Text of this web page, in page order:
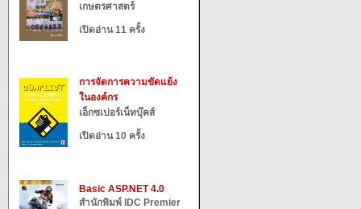
เกษตรศาสตร์
เปิดอ่าน 11 ครั้ง
การจัดการความขัดแย้ง
ในองค์กร
เอ็กซเปอร์เน็ทบุ๊คส์
เปิดอ่าน 10 ครั้ง
Basic ASP.NET 4.0
สำนักพิมพ์ IDC Premier